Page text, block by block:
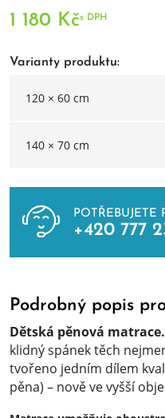
1 180 Kčs DPH
Varianty produktu:
120 × 60 cm
140 × 70 cm
POTŘEBUJETE
+420 777
Podrobný popis
Dětská pěnová matrace.
klidný spánek těch
tvořeno jedním dílem
pěna) – nově ve vyšší